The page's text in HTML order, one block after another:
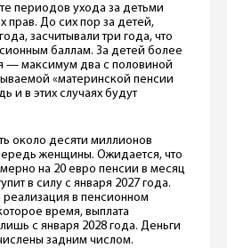
периодов ухода за детьми
прав. До сих пор за детей,
засчитывали три года, что
баллам. За детей более
— максимум два с половиной
«материнской пенсии
и в этих случаях будут
около десяти миллионов
женщины. Ожидается, что
на 20 евро пенсии в месяц
в силу с января 2027 года.
реализация в пенсионном
время, выплата
с января 2028 года. Деньги
задним числом.